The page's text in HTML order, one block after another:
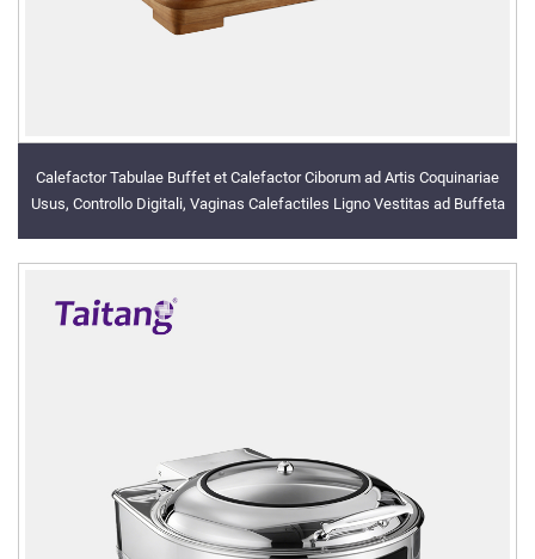
Calefactor Tabulae Buffet et Calefactor Ciborum ad Artis Coquinariae
Usus, Controllo Digitali, Vaginas Calefactiles Ligno Vestitas ad Buffeta